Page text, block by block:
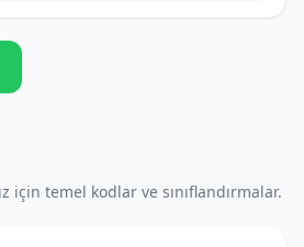
için temel kodlar ve sınıflandırmalar.